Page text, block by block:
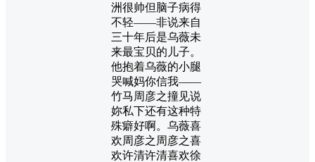
洲很帅但脑子病得
不轻——非说来自
三十年后是乌薇未
来最宝贝的儿子。
他抱着乌薇的小腿
哭喊妈你信我——
竹马周彦之撞见说
妳私下还有这种特
殊癖好啊。乌薇喜
欢周彦之周彦之喜
欢许清许清喜欢徐